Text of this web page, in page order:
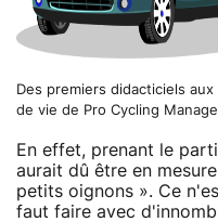
Des premiers didacticiels
de vie de Pro Cycling
En effet, prenant le
aurait dû être en
petits oignons ». Ce
faut faire avec